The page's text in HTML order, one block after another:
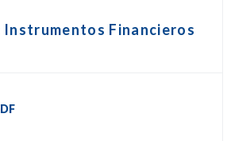
Financieros